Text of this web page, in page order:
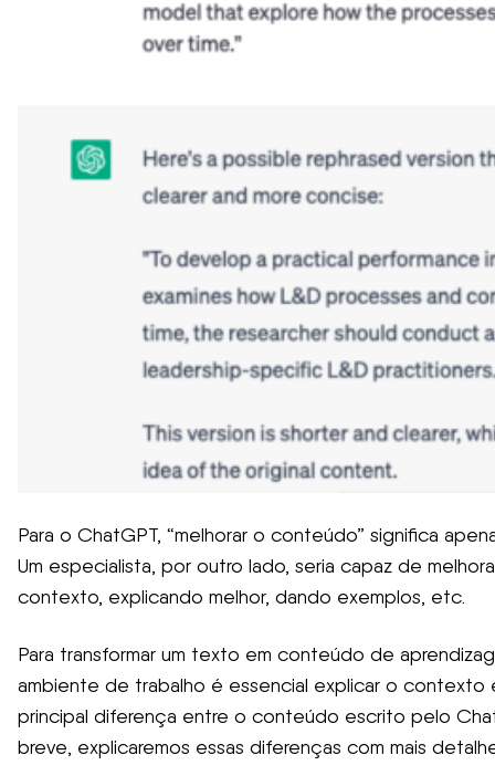
Para o ChatGPT, “melhorar o conteúdo” significa
Um especialista, por outro lado, seria capaz de
contexto, explicando melhor, dando exemplos, etc.
Para transformar um texto em conteúdo de
ambiente de trabalho é essencial explicar o contexto
principal diferença entre o conteúdo escrito pelo
breve, explicaremos essas diferenças com mais